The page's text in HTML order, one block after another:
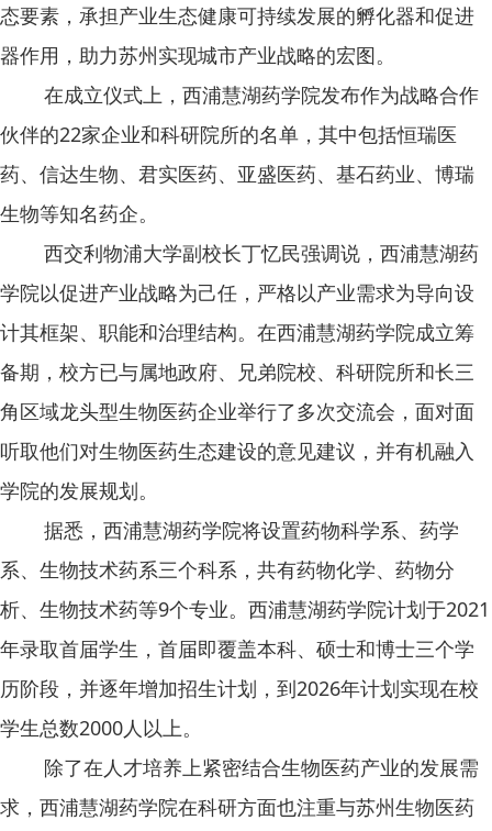
态要素，承担产业生态健康可持续发展的孵化器和促进
器作用，助力苏州实现城市产业战略的宏图。
在成立仪式上，西浦慧湖药学院发布作为战略合作
伙伴的22家企业和科研院所的名单，其中包括恒瑞医
药、信达生物、君实医药、亚盛医药、基石药业、博瑞
生物等知名药企。
西交利物浦大学副校长丁忆民强调说，西浦慧湖药
学院以促进产业战略为己任，严格以产业需求为导向设
计其框架、职能和治理结构。在西浦慧湖药学院成立筹
备期，校方已与属地政府、兄弟院校、科研院所和长三
角区域龙头型生物医药企业举行了多次交流会，面对面
听取他们对生物医药生态建设的意见建议，并有机融入
学院的发展规划。
据悉，西浦慧湖药学院将设置药物科学系、药学
系、生物技术药系三个科系，共有药物化学、药物分
析、生物技术药等9个专业。西浦慧湖药学院计划于2021
年录取首届学生，首届即覆盖本科、硕士和博士三个学
历阶段，并逐年增加招生计划，到2026年计划实现在校
学生总数2000人以上。
除了在人才培养上紧密结合生物医药产业的发展需
求，西浦慧湖药学院在科研方面也注重与苏州生物医药